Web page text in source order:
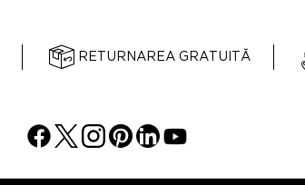
RETURNAREA GRATUITĂ